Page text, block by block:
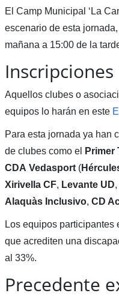
El Camp Municipal ‘La
escenario de esta
mañana a 15:00 de la
Inscripciones
Aquellos clubes o
equipos lo harán en este
Para esta jornada ya han
de clubes como el
Primer
CDA Vedasport(
Xirivella CF, Levante UD,
Alaquàs Inclusivo, CD
Los equipos participantes
que acrediten una
al 33%.
Precedente